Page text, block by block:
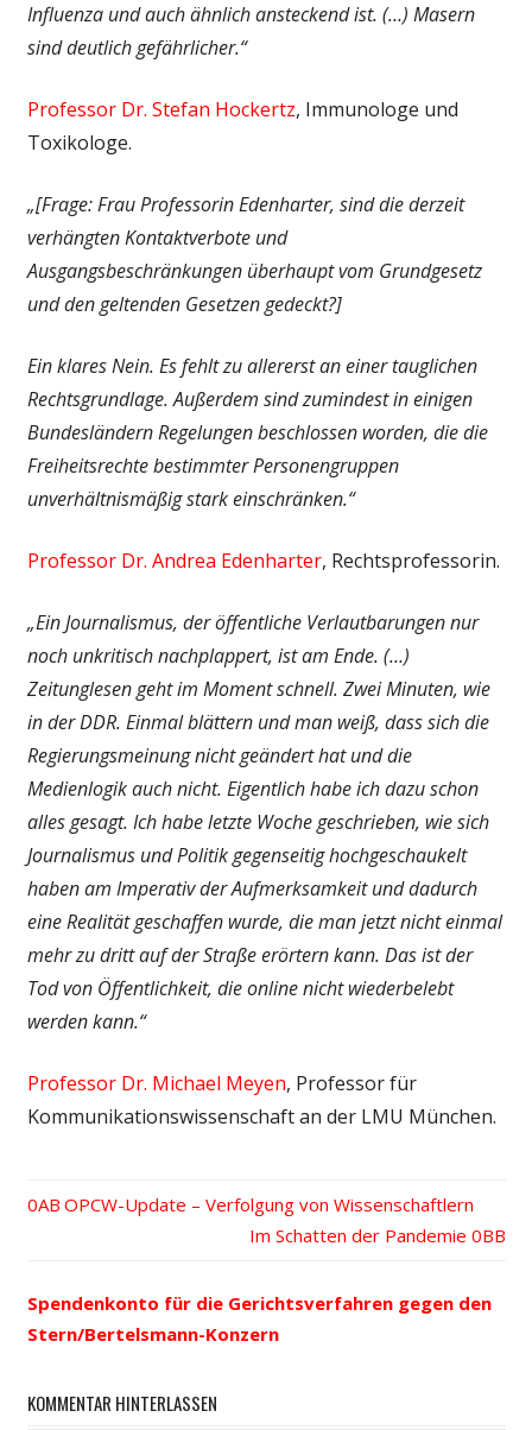
Influenza und auch ähnlich ansteckend ist. (…) Masern
sind deutlich gefährlicher.“
Professor Dr. Stefan Hockertz, Immunologe und
Toxikologe.
„[Frage: Frau Professorin Edenharter, sind die derzeit
verhängten Kontaktverbote und
Ausgangsbeschränkungen überhaupt vom Grundgesetz
und den geltenden Gesetzen gedeckt?]
Ein klares Nein. Es fehlt zu allererst an einer tauglichen
Rechtsgrundlage. Außerdem sind zumindest in einigen
Bundesländern Regelungen beschlossen worden, die die
Freiheitsrechte bestimmter Personengruppen
unverhältnismäßig stark einschränken.“
Professor Dr. Andrea Edenharter, Rechtsprofessorin.
„Ein Journalismus, der öffentliche Verlautbarungen nur
noch unkritisch nachplappert, ist am Ende. (…)
Zeitunglesen geht im Moment schnell. Zwei Minuten, wie
in der DDR. Einmal blättern und man weiß, dass sich die
Regierungsmeinung nicht geändert hat und die
Medienlogik auch nicht. Eigentlich habe ich dazu schon
alles gesagt. Ich habe letzte Woche geschrieben, wie sich
Journalismus und Politik gegenseitig hochgeschaukelt
haben am Imperativ der Aufmerksamkeit und dadurch
eine Realität geschaffen wurde, die man jetzt nicht einmal
mehr zu dritt auf der Straße erörtern kann. Das ist der
Tod von Öffentlichkeit, die online nicht wiederbelebt
werden kann.“
Professor Dr. Michael Meyen, Professor für
Kommunikationswissenschaft an der LMU München.
Vorheriger
OPCW-Update – Verfolgung von Wissenschaftlern
Nächster
Im Schatten der Pandemie
Spendenkonto für die Gerichtsverfahren gegen den
Stern/Bertelsmann-Konzern
KOMMENTAR HINTERLASSEN